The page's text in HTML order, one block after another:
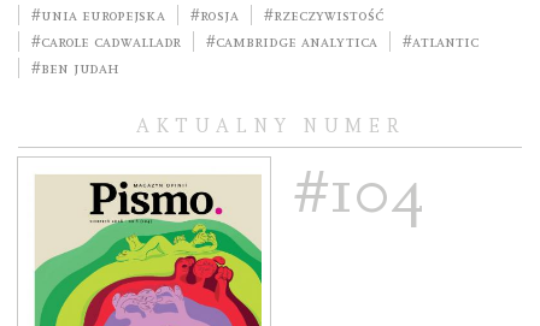
#Unia Europejska
#Rosja
#rzeczywistość
#Carole Cadwalladr
#Cambridge Analytica
#Atlantic
#Ben Judah
AKTUALNY NUMER
#104